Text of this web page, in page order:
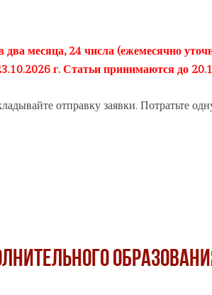
месяца, 24 числа (ежемесячно
г. Статьи принимаются до
отправку заявки. Потратьте